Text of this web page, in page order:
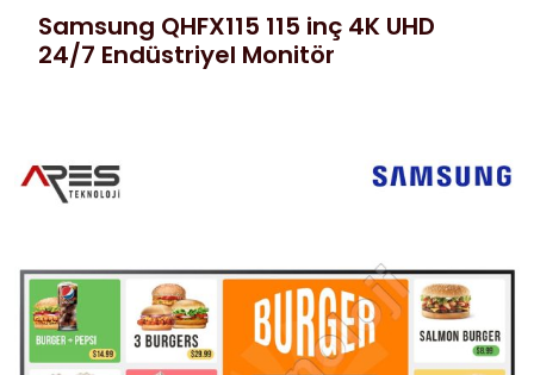
Samsung QHFX115 115 inç 4K UHD
24/7 Endüstriyel Monitör